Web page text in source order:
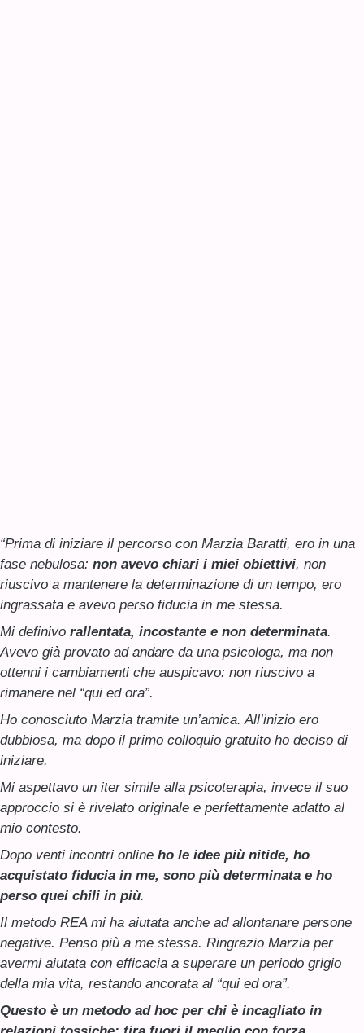
“Prima di iniziare il percorso con Marzia Baratti, ero in una
fase nebulosa: non avevo chiari i miei obiettivi, non
riuscivo a mantenere la determinazione di un tempo, ero
ingrassata e avevo perso fiducia in me stessa.
Mi definivo rallentata, incostante e non determinata.
Avevo già provato ad andare da una psicologa, ma non
ottenni i cambiamenti che auspicavo: non riuscivo a
rimanere nel “qui ed ora”.
Ho conosciuto Marzia tramite un’amica. All’inizio ero
dubbiosa, ma dopo il primo colloquio gratuito ho deciso di
iniziare.
Mi aspettavo un iter simile alla psicoterapia, invece il suo
approccio si è rivelato originale e perfettamente adatto al
mio contesto.
Dopo venti incontri online ho le idee più nitide, ho
acquistato fiducia in me, sono più determinata e ho
perso quei chili in più.
Il metodo REA mi ha aiutata anche ad allontanare persone
negative. Penso più a me stessa. Ringrazio Marzia per
avermi aiutata con efficacia a superare un periodo grigio
della mia vita, restando ancorata al “qui ed ora”.
Questo è un metodo ad hoc per chi è incagliato in